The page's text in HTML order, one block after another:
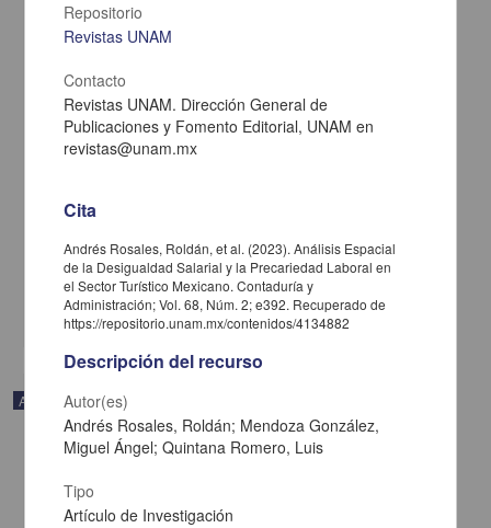
Liderazgo ético y teletrabajo; el rol mediador de la autonomía
laboral, la autoeficacia y un clima ético benevolente
de Catalunya; Santiago Torner, Carlos; UVic/ Universitat de Vic
Universitat Central de Catalunya - Facultad de Contaduría y
Administración, UNAM
2024-08-07
Ciencias Sociales y Económicas
Artículo
Repositorio
Revistas UNAM
Contacto
Revistas UNAM. Dirección General de
Publicaciones y Fomento Editorial, UNAM en
revistas@unam.mx
Cita
Andrés Rosales, Roldán, et al. (2023). Análisis Espacial
de la Desigualdad Salarial y la Precariedad Laboral en
el Sector Turístico Mexicano. Contaduría y
Administración; Vol. 68, Núm. 2; e392. Recuperado de
https://repositorio.unam.mx/contenidos/4134882
Descripción del recurso
Autor(es)
Andrés Rosales, Roldán; Mendoza González,
Miguel Ángel; Quintana Romero, Luis
Tipo
Artículo de Investigación